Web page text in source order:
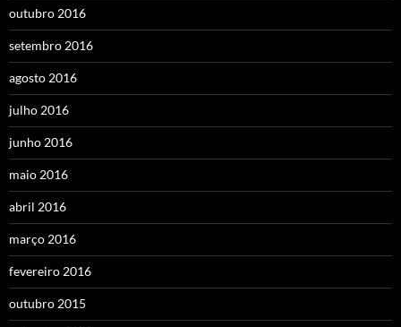
outubro 2016
setembro 2016
agosto 2016
julho 2016
junho 2016
maio 2016
abril 2016
março 2016
fevereiro 2016
outubro 2015